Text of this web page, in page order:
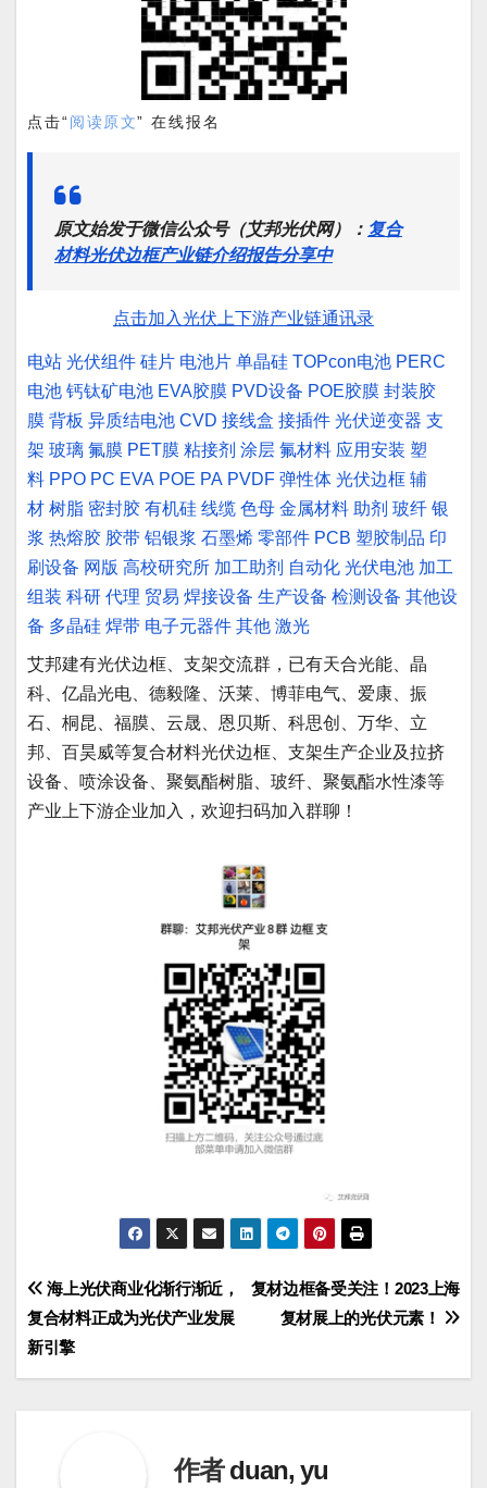
点击“阅读原文” 在线报名
原文始发于微信公众号（艾邦光伏网）： 复合
材料光伏边框产业链介绍报告分享中
点击加入光伏上下游产业链通讯录
电站 光伏组件 硅片 电池片 单晶硅 TOPcon电池 PERC
电池 钙钛矿电池 EVA胶膜 PVD设备 POE胶膜 封装胶
膜 背板 异质结电池 CVD 接线盒 接插件 光伏逆变器 支
架 玻璃 氟膜 PET膜 粘接剂 涂层 氟材料 应用安装 塑
料 PPO PC EVA POE PA PVDF 弹性体 光伏边框 辅
材 树脂 密封胶 有机硅 线缆 色母 金属材料 助剂 玻纤 银
浆 热熔胶 胶带 铝银浆 石墨烯 零部件 PCB 塑胶制品 印
刷设备 网版 高校研究所 加工助剂 自动化 光伏电池 加工
组装 科研 代理 贸易 焊接设备 生产设备 检测设备 其他设
备 多晶硅 焊带 电子元器件 其他 激光
艾邦建有光伏边框、支架交流群，已有天合光能、晶
科、亿晶光电、德毅隆、沃莱、博菲电气、爱康、振
石、桐昆、福膜、云晟、恩贝斯、科思创、万华、立
邦、百昊威等复合材料光伏边框、支架生产企业及拉挤
设备、喷涂设备、聚氨酯树脂、玻纤、聚氨酯水性漆等
产业上下游企业加入，欢迎扫码加入群聊！
文
章
导
复材边框备受关注！2023上海
复材展上的光伏元素！
海上光伏商业化渐行渐近，
复合材料正成为光伏产业发展
新引擎
作者duan, yu